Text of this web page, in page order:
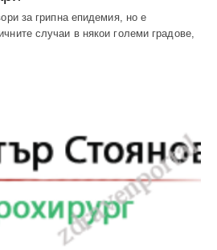
за грипна епидемия, но е
случаи в някои големи градове,